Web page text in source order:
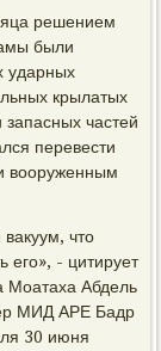
решением
были
ударных
крылатых
частей
перевести
вооруженным
вакуум, что
его», - цитирует
Моатаха Абдель
МИД АРЕ Бадр
30 июня